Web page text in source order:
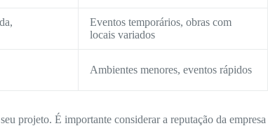
Eventos temporários, obras com
locais variados
Ambientes menores, eventos rápidos
projeto. É importante considerar a reputação da empresa